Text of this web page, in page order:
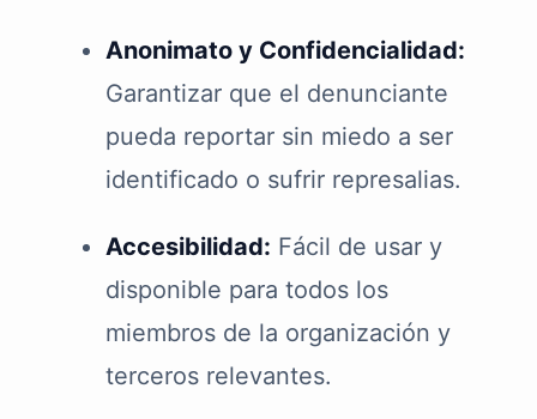
Anonimato y Confidencialidad:
Garantizar que el denunciante
pueda reportar sin miedo a ser
identificado o sufrir represalias.
Accesibilidad: Fácil de usar y
disponible para todos los
miembros de la organización y
terceros relevantes.